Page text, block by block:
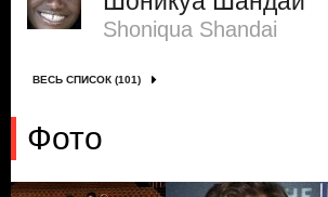
Shoniqua Shandai
ВЕСЬ СПИСОК (101)
Фото